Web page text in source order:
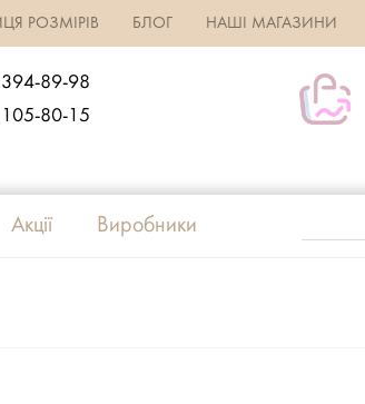
РОЗМІРІВ БЛОГ НАШІ МАГАЗИНИ
89-98
80-15
Акції Виробники